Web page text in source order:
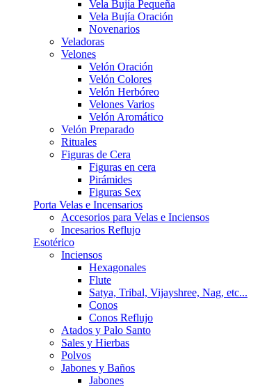
Vela Bujía Pequeña
Vela Bujía Oración
Novenarios
Veladoras
Velones
Velón Oración
Velón Colores
Velón Herbóreo
Velones Varios
Velón Aromático
Velón Preparado
Rituales
Figuras de Cera
Figuras en cera
Pirámides
Figuras Sex
Porta Velas e Incensarios
Accesorios para Velas e Inciensos
Incesarios Reflujo
Esotérico
Inciensos
Hexagonales
Flute
Satya, Tribal, Vijayshree, Nag, etc...
Conos
Conos Reflujo
Atados y Palo Santo
Sales y Hierbas
Polvos
Jabones y Baños
Jabones